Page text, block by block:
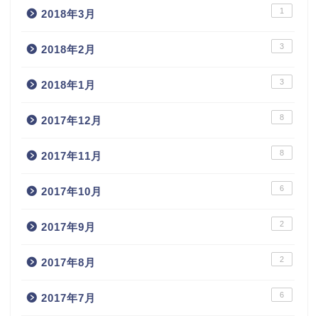
2018年3月 1
2018年2月 3
2018年1月 3
2017年12月 8
2017年11月 8
2017年10月 6
2017年9月 2
2017年8月 2
2017年7月 6